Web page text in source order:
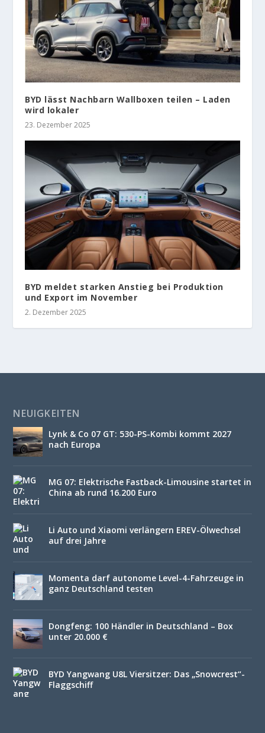
BYD lässt Nachbarn Wallboxen teilen – Laden
wird lokaler
23. Dezember 2025
BYD meldet starken Anstieg bei Produktion
und Export im November
2. Dezember 2025
NEUIGKEITEN
Lynk & Co 07 GT: 530-PS-Kombi kommt 2027
nach Europa
MG 07: Elektrische Fastback-Limousine startet in
China ab rund 16.200 Euro
Li Auto und Xiaomi verlängern EREV-Ölwechsel
auf drei Jahre
Momenta darf autonome Level-4-Fahrzeuge in
ganz Deutschland testen
Dongfeng: 100 Händler in Deutschland – Box
unter 20.000 €
BYD Yangwang U8L Viersitzer: Das „Snowcrest“-
Flaggschiff